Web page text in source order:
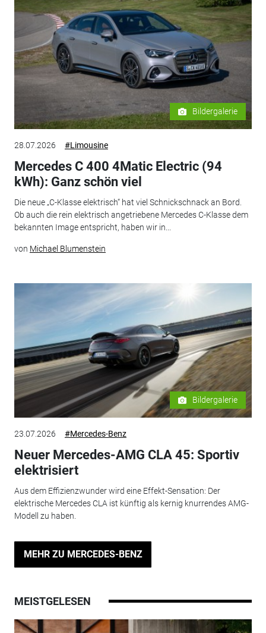
Bildergalerie
28.07.2026 #Limousine
Mercedes C 400 4Matic Electric (94
kWh): Ganz schön viel
Die neue „C-Klasse elektrisch“ hat viel Schnickschnack an Bord.
Ob auch die rein elektrisch angetriebene Mercedes C-Klasse dem
bekannten Image entspricht, haben wir in...
von Michael Blumenstein
Bildergalerie
23.07.2026 #Mercedes-Benz
Neuer Mercedes-AMG CLA 45: Sportiv
elektrisiert
Aus dem Effizienzwunder wird eine Effekt-Sensation: Der
elektrische Mercedes CLA ist künftig als kernig knurrendes AMG-
Modell zu haben.
MEHR ZU MERCEDES-BENZ
MEISTGELESEN